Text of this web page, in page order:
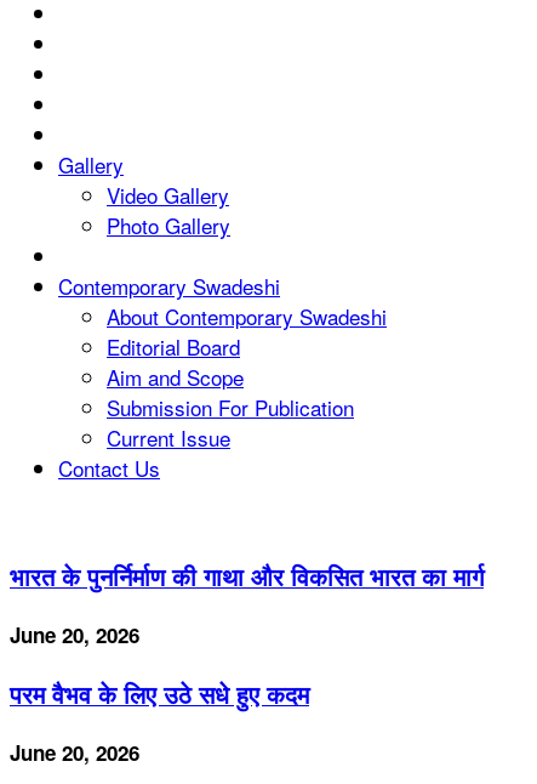
Gallery
Video Gallery
Photo Gallery
Contemporary Swadeshi
About Contemporary Swadeshi
Editorial Board
Aim and Scope
Submission For Publication
Current Issue
Contact Us
भारत के पुनर्निर्माण की गाथा और विकसित भारत का मार्ग
June 20, 2026
परम वैभव के लिए उठे सधे हुए कदम
June 20, 2026